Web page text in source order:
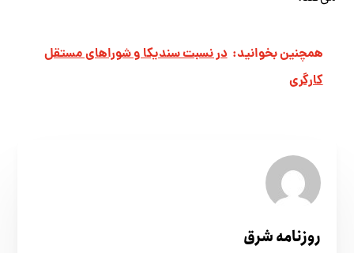
همچنین بخوانید: در نسبت سندیکا و شوراهای مستقل
کارگری
روزنامه شرق